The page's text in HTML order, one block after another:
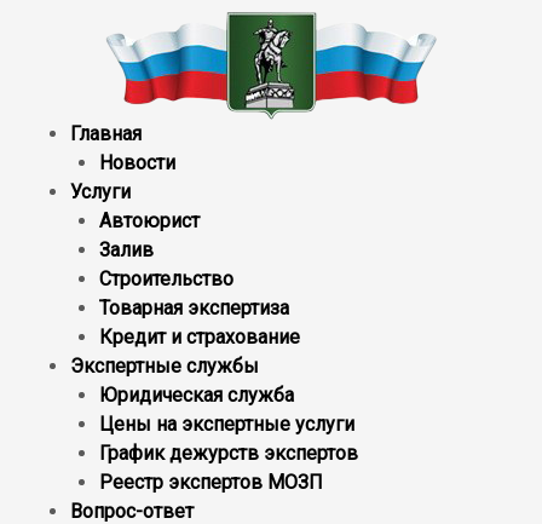
Главная
Новости
Услуги
Автоюрист
Залив
Строительство
Товарная экспертиза
Кредит и страхование
Экспертные службы
Юридическая служба
Цены на экспертные услуги
График дежурств экспертов
Реестр экcпертов МОЗП
Вопрос-ответ